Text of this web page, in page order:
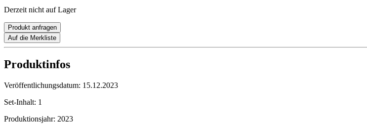
Derzeit nicht auf Lager
Produkt anfragen
Auf die Merkliste
Produktinfos
Veröffentlichungsdatum: 15.12.2023
Set-Inhalt: 1
Produktionsjahr: 2023